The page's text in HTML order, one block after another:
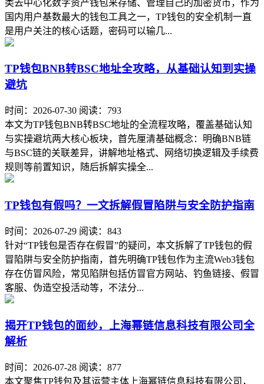
类去中心化数字资产钱包来存储、管理自己的加密货币，作为
国内用户基数最大的钱包工具之一，TP钱包的安全机制一直
是用户关注的核心话题，密码可以输几...
TP钱包BNB转BSC地址全攻略，从基础认知到实操
避坑
时间：2026-07-30 阅读：793
本文为TP钱包BNB转BSC地址的全流程攻略，覆盖基础认知
与实操避坑两大核心板块，首先厘清基础概念：明确BNB链
与BSC链的关联差异，讲解地址格式、网络切换逻辑及手续费
规则等前置知识，随后拆解实操全...
TP钱包有假吗？一文拆解假冒陷阱与安全防护指南
时间：2026-07-29 阅读：843
针对“TP钱包是否存在假冒”的疑问，本文拆解了TP钱包的假
冒陷阱与安全防护指南，首先明确TP钱包作为主流Web3钱包
存在仿冒风险，常见陷阱包括仿冒官方网站、钓鱼链接、假冒
客服、伪造空投活动等，不法分...
揭开TP钱包的面纱，上海幂链信息科技有限公司全
解析
时间：2026-07-28 阅读：877
本文聚焦TP钱包及其运营主体上海幂链信息科技有限公司，